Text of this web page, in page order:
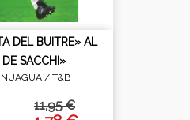
DEL BUITRE» AL
SACCHI»
/ T&B
11,95 €